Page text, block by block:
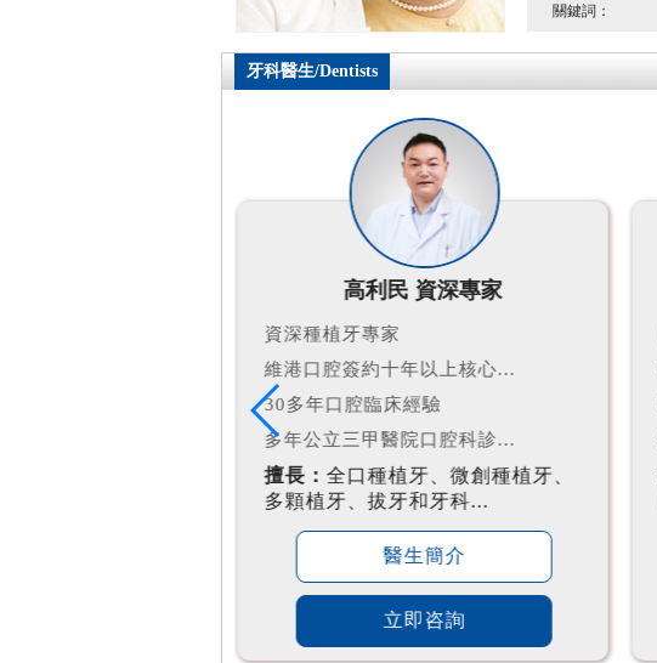
關鍵詞：
牙科醫生/Dentists
王軍 資深專家
口腔主治醫生
深圳市口腔醫學會會員
韓國登騰種植牙認證醫生
維港口腔資深專家
擅長： 微創種植牙、即刻種植、半
口/全口種植修復、半...
醫生簡介
立即咨詢